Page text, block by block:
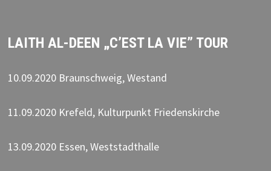
LAITH AL-DEEN „C’EST LA VIE” TOUR
10.09.2020 Braunschweig, Westand
11.09.2020 Krefeld, Kulturpunkt Friedenskirche
13.09.2020 Essen, Weststadthalle